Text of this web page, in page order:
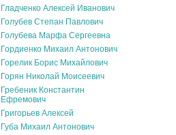
Гладченко Алексей Иванович
Голубев Степан Павлович
Голубева Марфа Сергеевна
Гордиенко Михаил Антонович
Горелик Борис Михайлович
Горян Николай Моисеевич
Гребеник Константин
Ефремович
Григорьев Алексей
Губа Михаил Антонович